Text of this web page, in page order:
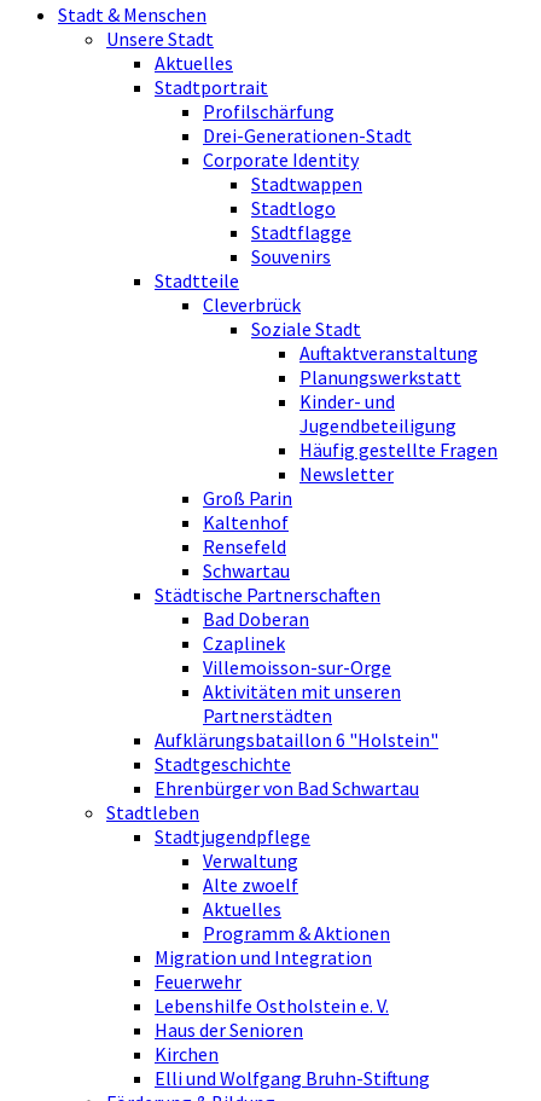
Stadt & Menschen
Unsere Stadt
Aktuelles
Stadtportrait
Profilschärfung
Drei-Generationen-Stadt
Corporate Identity
Stadtwappen
Stadtlogo
Stadtflagge
Souvenirs
Stadtteile
Cleverbrück
Soziale Stadt
Auftaktveranstaltung
Planungswerkstatt
Kinder- und
Jugendbeteiligung
Häufig gestellte Fragen
Newsletter
Groß Parin
Kaltenhof
Rensefeld
Schwartau
Städtische Partnerschaften
Bad Doberan
Czaplinek
Villemoisson-sur-Orge
Aktivitäten mit unseren
Partnerstädten
Aufklärungsbataillon 6 "Holstein"
Stadtgeschichte
Ehrenbürger von Bad Schwartau
Stadtleben
Stadtjugendpflege
Verwaltung
Alte zwoelf
Aktuelles
Programm & Aktionen
Migration und Integration
Feuerwehr
Lebenshilfe Ostholstein e. V.
Haus der Senioren
Kirchen
Elli und Wolfgang Bruhn-Stiftung